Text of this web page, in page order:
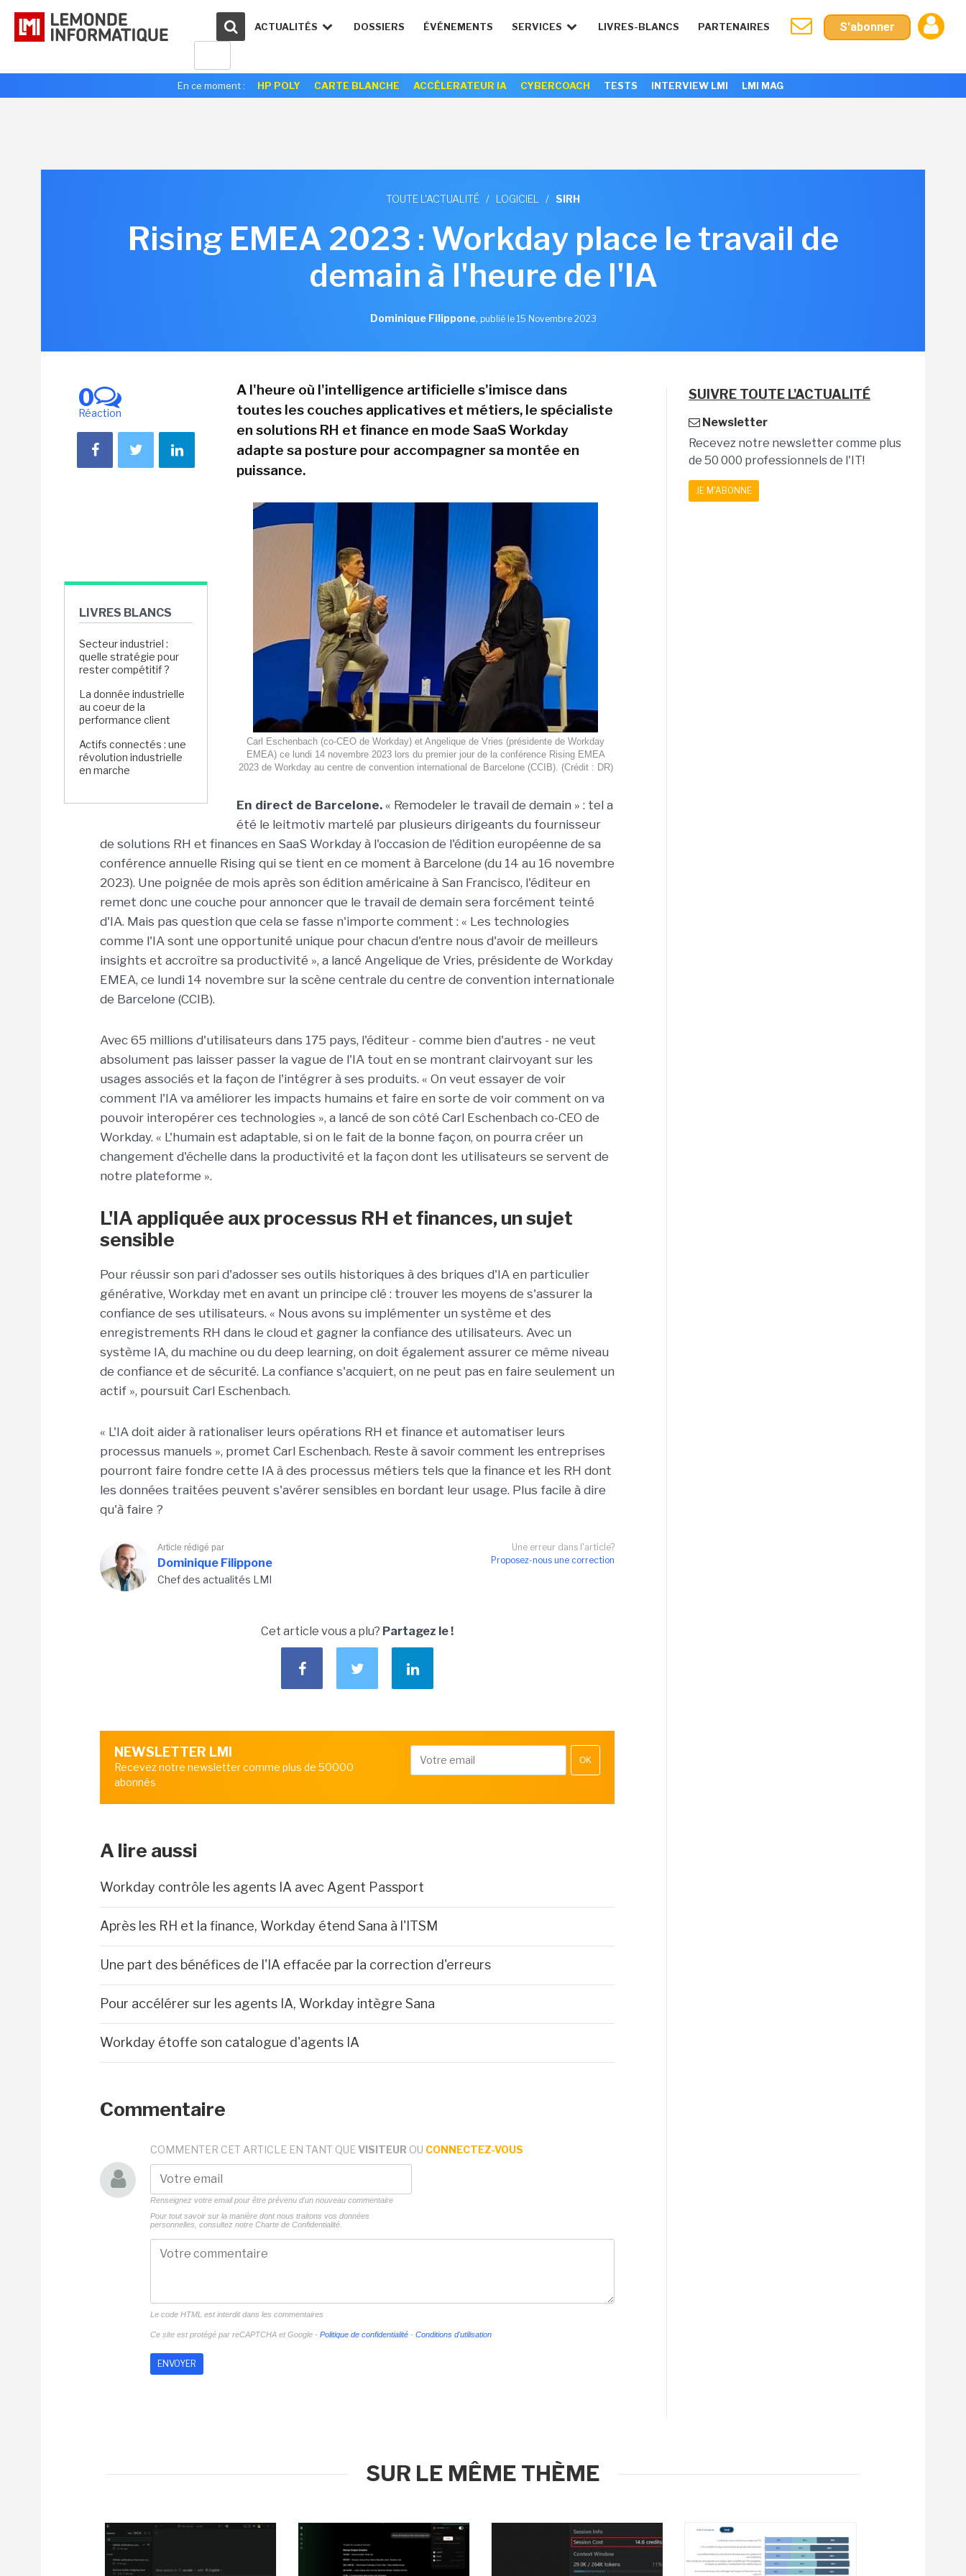
ACTUALITÉS DOSSIERS ÉVÉNEMENTS SERVICES LIVRES-BLANCS PARTENAIRES S'abonner
En ce moment : HP POLY CARTE BLANCHE ACCÉLERATEUR IA CYBERCOACH TESTS INTERVIEW LMI LMI MAG
TOUTE L'ACTUALITÉ / LOGICIEL / SIRH
Rising EMEA 2023 : Workday place le travail de
demain à l'heure de l'IA
Dominique Filippone, publié le 15 Novembre 2023
0
Réaction
LIVRES BLANCS
Secteur industriel :
quelle stratégie pour
rester compétitif ?
La donnée industrielle
au coeur de la
performance client
Actifs connectés : une
révolution industrielle
en marche
A l'heure où l'intelligence artificielle s'imisce dans
toutes les couches applicatives et métiers, le spécialiste
en solutions RH et finance en mode SaaS Workday
adapte sa posture pour accompagner sa montée en
puissance.
Carl Eschenbach (co-CEO de Workday) et Angelique de Vries (présidente de Workday
EMEA) ce lundi 14 novembre 2023 lors du premier jour de la conférence Rising EMEA
2023 de Workday au centre de convention international de Barcelone (CCIB). (Crédit : DR)
En direct de Barcelone. « Remodeler le travail de demain » : tel a
été le leitmotiv martelé par plusieurs dirigeants du fournisseur
de solutions RH et finances en SaaS Workday à l'occasion de l'édition européenne de sa
conférence annuelle Rising qui se tient en ce moment à Barcelone (du 14 au 16 novembre
2023). Une poignée de mois après son édition américaine à San Francisco, l'éditeur en
remet donc une couche pour annoncer que le travail de demain sera forcément teinté
d'IA. Mais pas question que cela se fasse n'importe comment : « Les technologies
comme l'IA sont une opportunité unique pour chacun d'entre nous d'avoir de meilleurs
insights et accroître sa productivité », a lancé Angelique de Vries, présidente de Workday
EMEA, ce lundi 14 novembre sur la scène centrale du centre de convention internationale
de Barcelone (CCIB).
Avec 65 millions d'utilisateurs dans 175 pays, l'éditeur - comme bien d'autres - ne veut
absolument pas laisser passer la vague de l'IA tout en se montrant clairvoyant sur les
usages associés et la façon de l'intégrer à ses produits. « On veut essayer de voir
comment l'IA va améliorer les impacts humains et faire en sorte de voir comment on va
pouvoir interopérer ces technologies », a lancé de son côté Carl Eschenbach co-CEO de
Workday. « L'humain est adaptable, si on le fait de la bonne façon, on pourra créer un
changement d'échelle dans la productivité et la façon dont les utilisateurs se servent de
notre plateforme ».
L'IA appliquée aux processus RH et finances, un sujet
sensible
Pour réussir son pari d'adosser ses outils historiques à des briques d'IA en particulier
générative, Workday met en avant un principe clé : trouver les moyens de s'assurer la
confiance de ses utilisateurs. « Nous avons su implémenter un système et des
enregistrements RH dans le cloud et gagner la confiance des utilisateurs. Avec un
système IA, du machine ou du deep learning, on doit également assurer ce même niveau
de confiance et de sécurité. La confiance s'acquiert, on ne peut pas en faire seulement un
actif », poursuit Carl Eschenbach.
« L'IA doit aider à rationaliser leurs opérations RH et finance et automatiser leurs
processus manuels », promet Carl Eschenbach. Reste à savoir comment les entreprises
pourront faire fondre cette IA à des processus métiers tels que la finance et les RH dont
les données traitées peuvent s'avérer sensibles en bordant leur usage. Plus facile à dire
qu'à faire ?
Une erreur dans l'article?
Proposez-nous une correction
Article rédigé par
Dominique Filippone
Chef des actualités LMI
Cet article vous a plu? Partagez le !
NEWSLETTER LMI
Recevez notre newsletter comme plus de 50000
abonnés
OK
A lire aussi
Workday contrôle les agents IA avec Agent Passport
Après les RH et la finance, Workday étend Sana à l'ITSM
Une part des bénéfices de l'IA effacée par la correction d'erreurs
Pour accélérer sur les agents IA, Workday intègre Sana
Workday étoffe son catalogue d'agents IA
Commentaire
COMMENTER CET ARTICLE EN TANT QUE VISITEUR OU CONNECTEZ-VOUS
Renseignez votre email pour être prévenu d'un nouveau commentaire
Pour tout savoir sur la manière dont nous traitons vos données
personnelles, consultez notre Charte de Confidentialité.
Le code HTML est interdit dans les commentaires
Ce site est protégé par reCAPTCHA et Google - Politique de confidentialité - Conditions d'utilisation
SUIVRE TOUTE L'ACTUALITÉ
Newsletter
Recevez notre newsletter comme plus
de 50 000 professionnels de l'IT!
JE M'ABONNE
SUR LE MÊME THÈME